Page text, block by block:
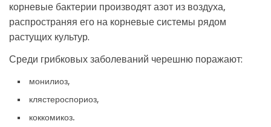
корневые бактерии производят азот из воздуха,
распространяя его на корневые системы рядом
растущих культур.
Среди грибковых заболеваний черешню поражают:
монилиоз,
клястероспориоз,
коккомикоз.